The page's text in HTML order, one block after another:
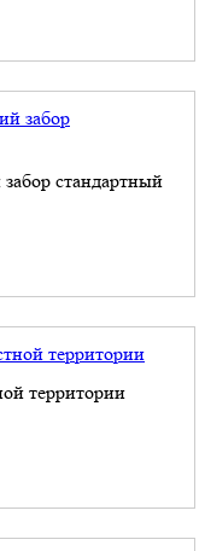
стандартный
территории